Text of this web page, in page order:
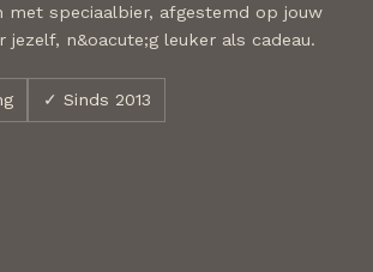
met speciaalbier, afgestemd op jouw
jezelf, n&oacute;g leuker als cadeau.
✓ Sinds 2013